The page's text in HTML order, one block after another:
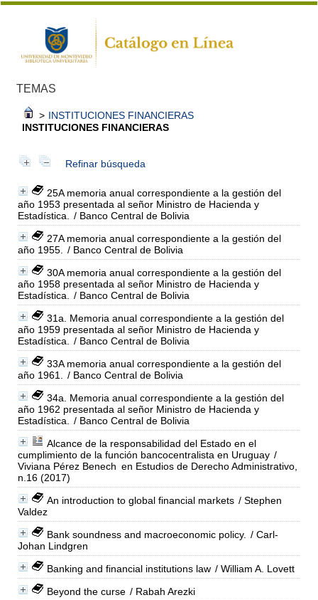
TEMAS
> INSTITUCIONES FINANCIERAS
INSTITUCIONES FINANCIERAS
Refinar búsqueda
25A memoria anual correspondiente a la gestión del
año 1953 presentada al señor Ministro de Hacienda y
Estadística.
/ Banco Central de Bolivia
27A memoria anual correspondiente a la gestión del
año 1955.
/ Banco Central de Bolivia
30A memoria anual correspondiente a la gestión del
año 1958 presentada al señor Ministro de Hacienda y
Estadística.
/ Banco Central de Bolivia
31a. Memoria anual correspondiente a la gestión del
año 1959 presentada al señor Ministro de Hacienda y
Estadística.
/ Banco Central de Bolivia
33A memoria anual correspondiente a la gestión del
año 1961.
/ Banco Central de Bolivia
34a. Memoria anual correspondiente a la gestión del
año 1962 presentada al señor Ministro de Hacienda y
Estadística.
/ Banco Central de Bolivia
Alcance de la responsabilidad del Estado en el
cumplimiento de la función bancocentralista en Uruguay /
Viviana Pérez Benech en Estudios de Derecho Administrativo,
n.16 (2017)
An introduction to global financial markets / Stephen
Valdez
Bank soundness and macroeconomic policy. / Carl-
Johan Lindgren
Banking and financial institutions law / William A. Lovett
Beyond the curse / Rabah Arezki